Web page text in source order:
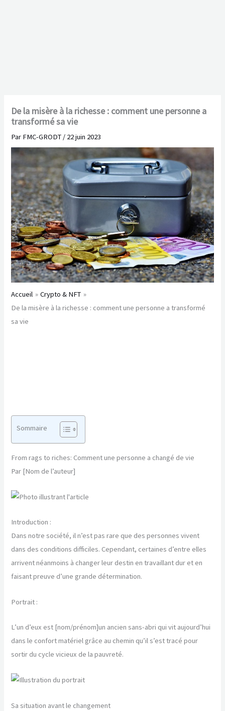
De la misère à la richesse : comment une personne a
transformé sa vie
Par FMC-GRODT / 22 juin 2023
Accueil
Crypto & NFT
De la misère à la richesse : comment une personne a transformé
sa vie
Sommaire
From rags to riches: Comment une personne a changé de vie
Par [Nom de l’auteur]
Introduction :
Dans notre société, il n’est pas rare que des personnes vivent
dans des conditions difficiles. Cependant, certaines d’entre elles
arrivent néanmoins à changer leur destin en travaillant dur et en
faisant preuve d’une grande détermination.
Portrait :
L’un d’eux est [nom/prénom]un ancien sans-abri qui vit aujourd’hui
dans le confort matériel grâce au chemin qu’il s’est tracé pour
sortir du cycle vicieux de la pauvreté.
Sa situation avant le changement